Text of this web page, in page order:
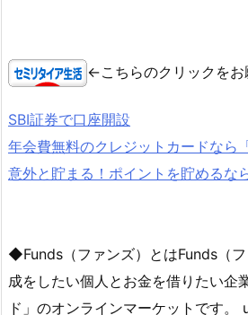
←こちらのクリックをお
SBI証券で口座開設
年会費無料のクレジットカードなら
意外と貯まる！ポイントを貯めるな
◆Funds（ファンズ）とはFunds（
成をしたい個人とお金を借りたい企
ド」のオンラインマーケットです。